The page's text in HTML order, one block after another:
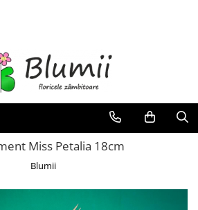
Miss Petalia 18cm
Blumii